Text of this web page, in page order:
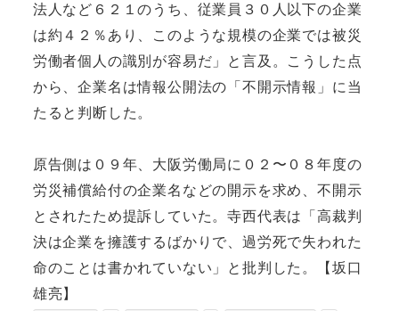
法人など６２１のうち、従業員３０人以下の企業
は約４２％あり、このような規模の企業では被災
労働者個人の識別が容易だ」と言及。こうした点
から、企業名は情報公開法の「不開示情報」に当
たると判断した。
原告側は０９年、大阪労働局に０２〜０８年度の
労災補償給付の企業名などの開示を求め、不開示
とされたため提訴していた。寺西代表は「高裁判
決は企業を擁護するばかりで、過労死で失われた
命のことは書かれていない」と批判した。【坂口
雄亮】